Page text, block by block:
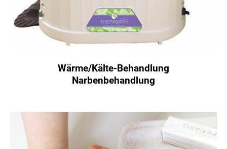
Wärme/Kälte-Behandlung
Narbenbehandlung